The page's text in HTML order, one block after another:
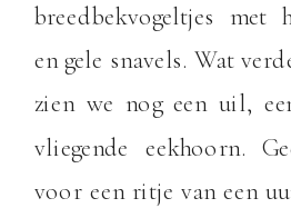
breedbekvogeltjes met
en gele snavels. Wat
zien we nog een uil,
vliegende eekhoorn.
voor een ritje van een